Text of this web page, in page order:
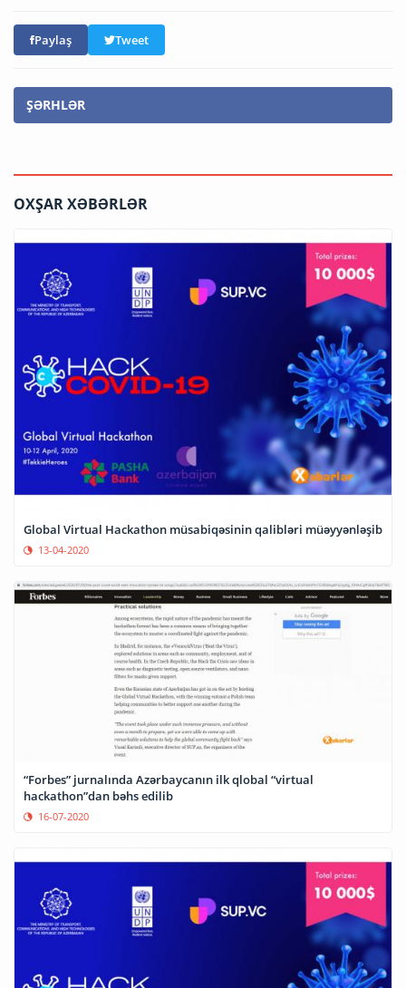
Paylaş Tweet
ŞƏRHLƏR
OXŞAR XƏBƏRLƏR
Global Virtual Hackathon müsabiqəsinin qalibləri müəyyənləşib
13-04-2020
“Forbes” jurnalında Azərbaycanın ilk qlobal “virtual
hackathon”dan bəhs edilib
16-07-2020